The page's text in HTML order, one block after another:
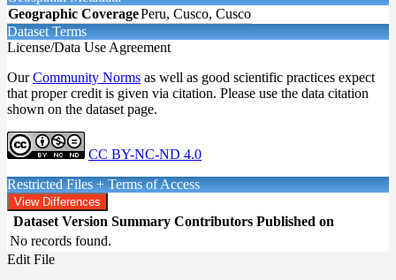
Geographic CoveragePeru, Cusco, Cusco
Dataset Terms
License/Data Use Agreement
OurCommunity Norms as well as good scientific practices expect
that proper credit is given via citation. Please use the data citation
shown on the dataset page.
CC BY-NC-ND 4.0
Restricted Files + Terms of Access
View Differences
Dataset Version Summary Contributors Published on
No records found.
Edit File